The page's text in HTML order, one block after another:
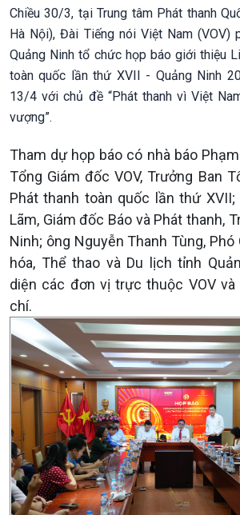
Chiều 30/3, tại Trung tâm Phát thanh
Hà Nội), Đài Tiếng nói Việt Nam (VOV)
Quảng Ninh tổ chức họp báo giới thiệu
toàn quốc lần thứ XVII - Quảng Ninh
13/4 với chủ đề “Phát thanh vì Việt
vượng”.
Tham dự họp báo có nhà báo
Tổng Giám đốc VOV, Trưởng Ban
Phát thanh toàn quốc lần thứ
Lãm, Giám đốc Báo và Phát thanh,
Ninh; ông Nguyễn Thanh Tùng, Phó
hóa, Thể thao và Du lịch tỉnh
diện các đơn vị trực thuộc VOV
chí.